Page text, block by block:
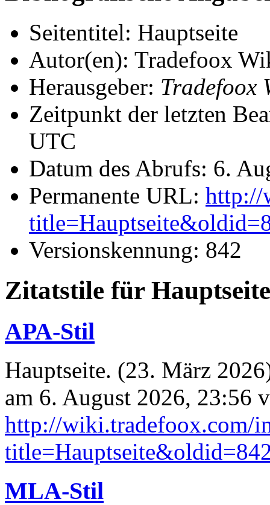
Seitentitel: Hauptseite
Autor(en): Tradefoox
Herausgeber: Tradefoox
Zeitpunkt der letzten
UTC
Datum des Abrufs: 6.
Permanente URL: http://
Versionskennung: 842
Zitatstile für Hauptseite
APA-Stil
Hauptseite. (23. März
am 6. August 2026, 23:56
http://wiki.tradefoox.com/
MLA-Stil